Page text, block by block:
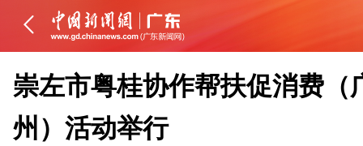
崇左市粤桂协作帮扶促消费（
州）活动举行